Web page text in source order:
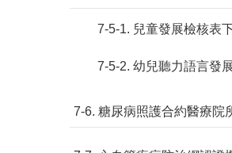
7-5-1. 兒童發展檢核表
7-5-2. 幼兒聽力語言發
7-6. 糖尿病照護合約醫療院